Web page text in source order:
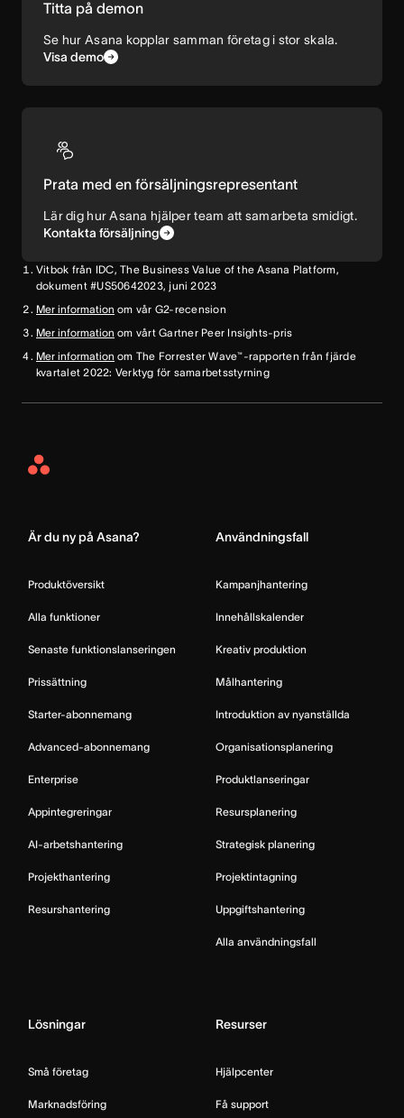
Titta på demon
Se hur Asana kopplar samman företag i stor skala.
Visa demo
Prata med en försäljningsrepresentant
Lär dig hur Asana hjälper team att samarbeta smidigt.
Kontakta försäljning
Vitbok från IDC, The Business Value of the Asana Platform,
dokument #US50642023, juni 2023
Mer information om vår G2-recension
Mer information om vårt Gartner Peer Insights-pris
Mer information om The Forrester Wave™-rapporten från fjärde
kvartalet 2022: Verktyg för samarbetsstyrning
Asana
Är du ny på Asana?
Produktöversikt
Alla funktioner
Senaste funktionslanseringen
Prissättning
Starter-abonnemang
Advanced-abonnemang
Enterprise
Appintegreringar
AI-arbetshantering
Projekthantering
Resurshantering
Användningsfall
Kampanjhantering
Innehållskalender
Kreativ produktion
Målhantering
Introduktion av nyanställda
Organisationsplanering
Produktlanseringar
Resursplanering
Strategisk planering
Projektintagning
Uppgiftshantering
Alla användningsfall
Lösningar
Små företag
Marknadsföring
Resurser
Hjälpcenter
Få support